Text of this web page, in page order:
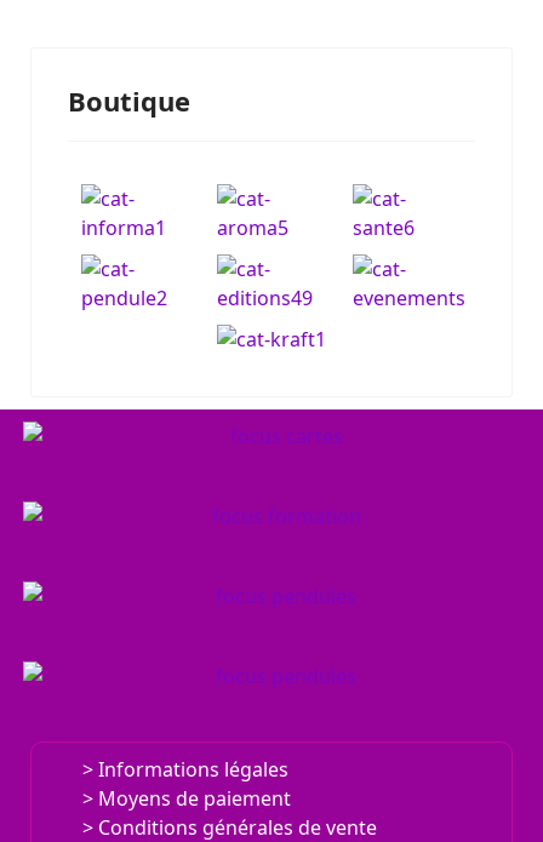
Boutique
UN CHEMIN VERS SOI, PRÉCIS, PUISSANT...
TOUTES LES DATES POUR DES ÉVÈNEMENTS
UNE AUTRE VISION DE LA THÉRAPIE.
TERRAPIE
UN LIEU D'ACCUEIL ET D'ÉVOLUTION.
Informations légales
Moyens de paiement
Conditions générales de vente